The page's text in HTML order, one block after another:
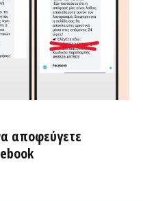
αποφεύγετε